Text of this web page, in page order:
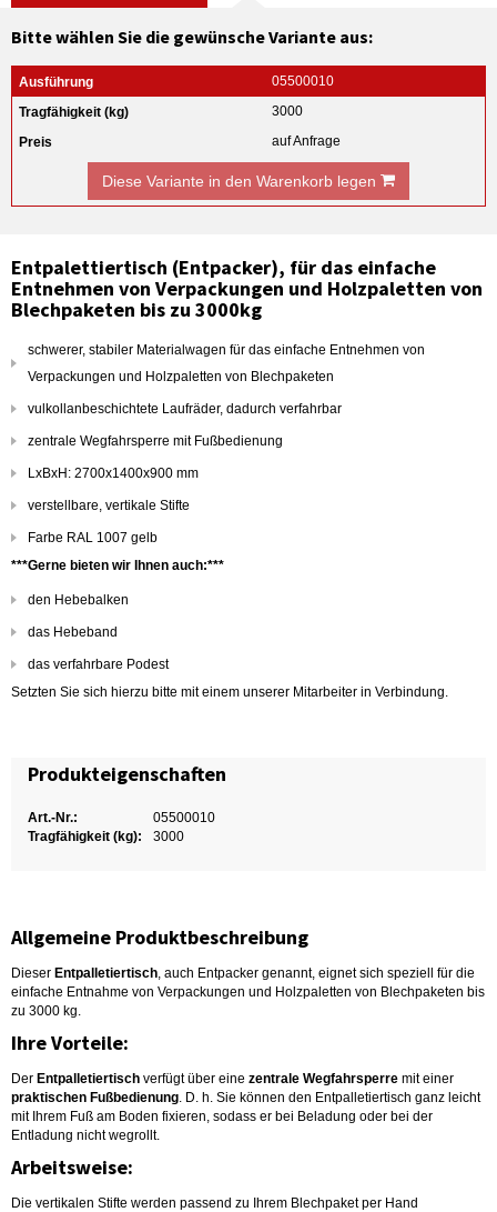
Bitte wählen Sie die gewünsche Variante aus:
05500010
3000
auf Anfrage
Diese Variante in den Warenkorb legen
Entpalettiertisch (Entpacker), für das einfache
Entnehmen von Verpackungen und Holzpaletten von
Blechpaketen bis zu 3000kg
schwerer, stabiler Materialwagen für das einfache Entnehmen von
Verpackungen und Holzpaletten von Blechpaketen
vulkollanbeschichtete Laufräder, dadurch verfahrbar
zentrale Wegfahrsperre mit Fußbedienung
LxBxH: 2700x1400x900 mm
verstellbare, vertikale Stifte
Farbe RAL 1007 gelb
***Gerne bieten wir Ihnen auch:***
den Hebebalken
das Hebeband
das verfahrbare Podest
Setzten Sie sich hierzu bitte mit einem unserer Mitarbeiter in Verbindung.
Produkteigenschaften
Art.-Nr.:
05500010
Tragfähigkeit (kg):
3000
Allgemeine Produktbeschreibung
Dieser Entpalletiertisch, auch Entpacker genannt, eignet sich speziell für die
einfache Entnahme von Verpackungen und Holzpaletten von Blechpaketen bis
zu 3000 kg.
Ihre Vorteile:
Der Entpalletiertisch verfügt über eine zentrale Wegfahrsperre mit einer
praktischen Fußbedienung. D. h. Sie können den Entpalletiertisch ganz leicht
mit Ihrem Fuß am Boden fixieren, sodass er bei Beladung oder bei der
Entladung nicht wegrollt.
Arbeitsweise:
Die vertikalen Stifte werden passend zu Ihrem Blechpaket per Hand